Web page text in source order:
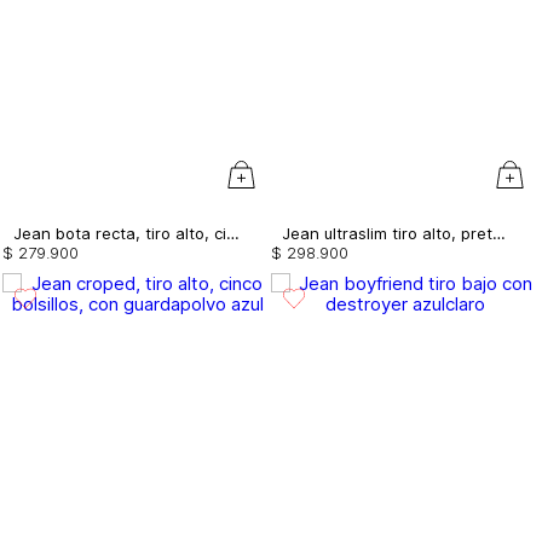
Jean bota recta, tiro alto, cinco bolsillos, cinta deportiva en costado
$ 279 900
Jean ultraslim tiro alto, pretina ancha, borla
$ 298 900